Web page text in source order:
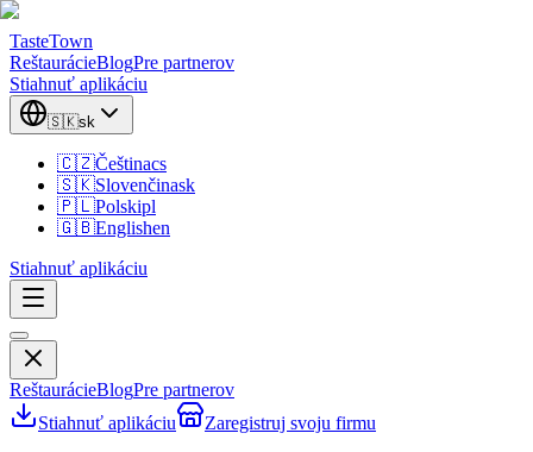
TasteTown
ReštaurácieBlogPre partnerov
Stiahnuť aplikáciu
🇸🇰sk
🇨🇿Češtinacs
🇸🇰Slovenčinask
🇵🇱Polskipl
🇬🇧Englishen
Stiahnuť aplikáciu
ReštaurácieBlogPre partnerov
Stiahnuť aplikáciu
Zaregistruj svoju firmu